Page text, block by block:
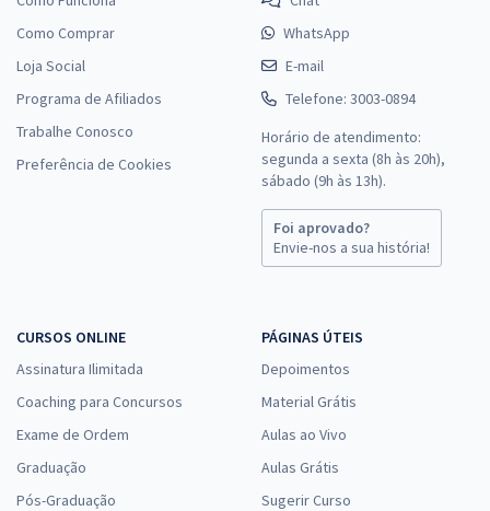
Como Comprar
Loja Social
Programa de Afiliados
Trabalhe Conosco
Preferência de Cookies
WhatsApp
E-mail
Telefone: 3003-0894
Horário de atendimento:
segunda a sexta (8h às 20h),
sábado (9h às 13h).
Foi aprovado?
Envie-nos a sua história!
CURSOS ONLINE
Assinatura Ilimitada
Coaching para Concursos
Exame de Ordem
Graduação
Pós-Graduação
PÁGINAS ÚTEIS
Depoimentos
Material Grátis
Aulas ao Vivo
Aulas Grátis
Sugerir Curso